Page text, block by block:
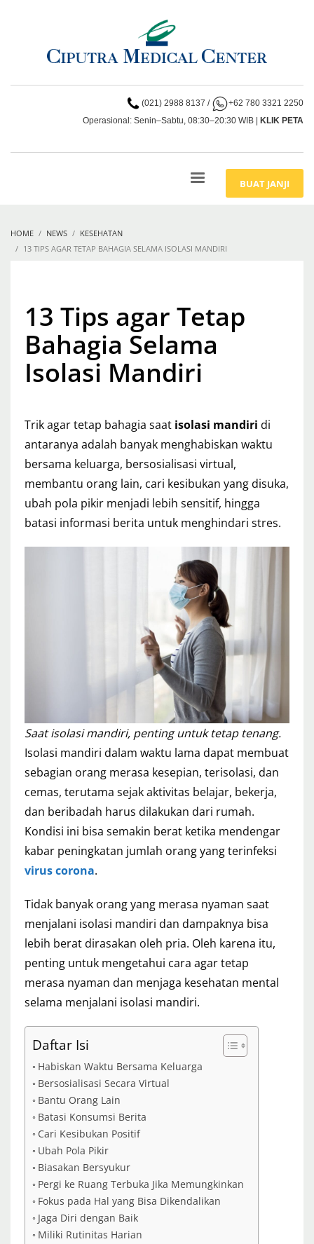
(021) 2988 8137 /
+62 780 3321 2250
Operasional: Senin–Sabtu, 08:30–20:30 WIB | KLIK PETA
BUAT JANJI
HOME NEWS
KESEHATAN
13 TIPS AGAR TETAP BAHAGIA SELAMA ISOLASI MANDIRI
13 Tips agar Tetap
Bahagia Selama
Isolasi Mandiri
Trik agar tetap bahagia saat isolasi mandiri di
antaranya adalah banyak menghabiskan waktu
bersama keluarga, bersosialisasi virtual,
membantu orang lain, cari kesibukan yang disuka,
ubah pola pikir menjadi lebih sensitif, hingga
batasi informasi berita untuk menghindari stres.
Saat isolasi mandiri, penting untuk tetap tenang.
Isolasi mandiri dalam waktu lama dapat membuat
sebagian orang merasa kesepian, terisolasi, dan
cemas, terutama sejak aktivitas belajar, bekerja,
dan beribadah harus dilakukan dari rumah.
Kondisi ini bisa semakin berat ketika mendengar
kabar peningkatan jumlah orang yang terinfeksi
virus corona.
Tidak banyak orang yang merasa nyaman saat
menjalani isolasi mandiri dan dampaknya bisa
lebih berat dirasakan oleh pria. Oleh karena itu,
penting untuk mengetahui cara agar tetap
merasa nyaman dan menjaga kesehatan mental
selama menjalani isolasi mandiri.
Daftar Isi
Habiskan Waktu Bersama Keluarga
Bersosialisasi Secara Virtual
Bantu Orang Lain
Batasi Konsumsi Berita
Cari Kesibukan Positif
Ubah Pola Pikir
Biasakan Bersyukur
Pergi ke Ruang Terbuka Jika Memungkinkan
Fokus pada Hal yang Bisa Dikendalikan
Jaga Diri dengan Baik
Miliki Rutinitas Harian